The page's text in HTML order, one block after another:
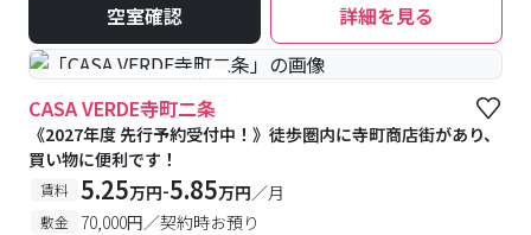
空室確認 詳細を見る
#予約受付中 #空室待ち
CASA VERDE寺町二条
《2027年度 先行予約受付中！》徒歩圏内に寺町商店街があり、
買い物に便利です！
賃料 5.25万円-5.85万円／月
敷金 70,000円／契約時お預り